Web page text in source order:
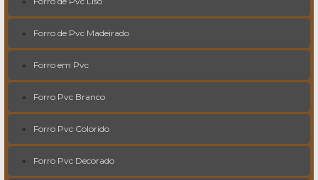
Forro de Pvc Madeirado
Forro em Pvc
Forro Pvc Branco
Forro Pvc Colorido
Forro Pvc Decorado